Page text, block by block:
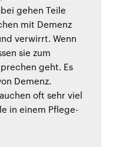
gehen Teile
mit Demenz
verwirrt. Wenn
sie zum
geht. Es
Demenz.
oft sehr viel
in einem Pflege-